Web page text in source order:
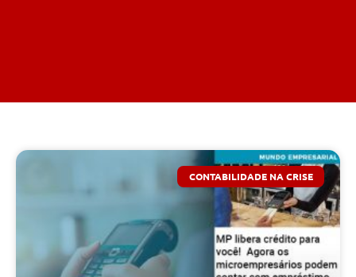
CONTABILIDADE NA CRISE